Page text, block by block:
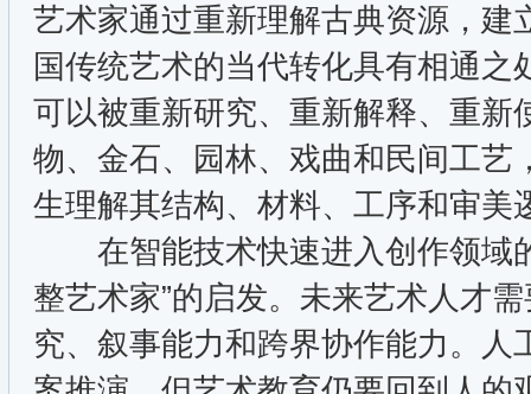
艺术家通过重新理解古典资源，
国传统艺术的当代转化具有相通
可以被重新研究、重新解释、重
物、金石、园林、戏曲和民间工
生理解其结构、材料、工序和审
在智能技术快速进入创作领域
整艺术家”的启发。未来艺术人才
究、叙事能力和跨界协作能力。